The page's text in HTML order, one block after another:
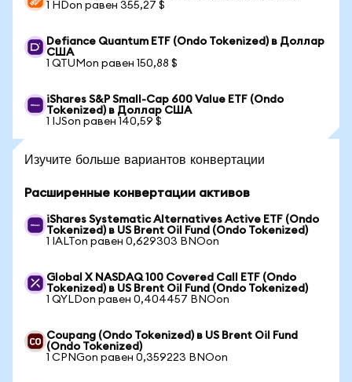
1 HDon равен 355,27 $
Defiance Quantum ETF (Ondo Tokenized) в Доллар
США
1 QTUMon равен 150,88 $
iShares S&P Small-Cap 600 Value ETF (Ondo
Tokenized) в Доллар США
1 IJSon равен 140,59 $
Изучите больше вариантов конвертации
Расширенные конвертации активов
iShares Systematic Alternatives Active ETF (Ondo
Tokenized) в US Brent Oil Fund (Ondo Tokenized)
1 IALTon равен 0,629303 BNOon
Global X NASDAQ 100 Covered Call ETF (Ondo
Tokenized) в US Brent Oil Fund (Ondo Tokenized)
1 QYLDon равен 0,404457 BNOon
Coupang (Ondo Tokenized) в US Brent Oil Fund
(Ondo Tokenized)
1 CPNGon равен 0,359223 BNOon